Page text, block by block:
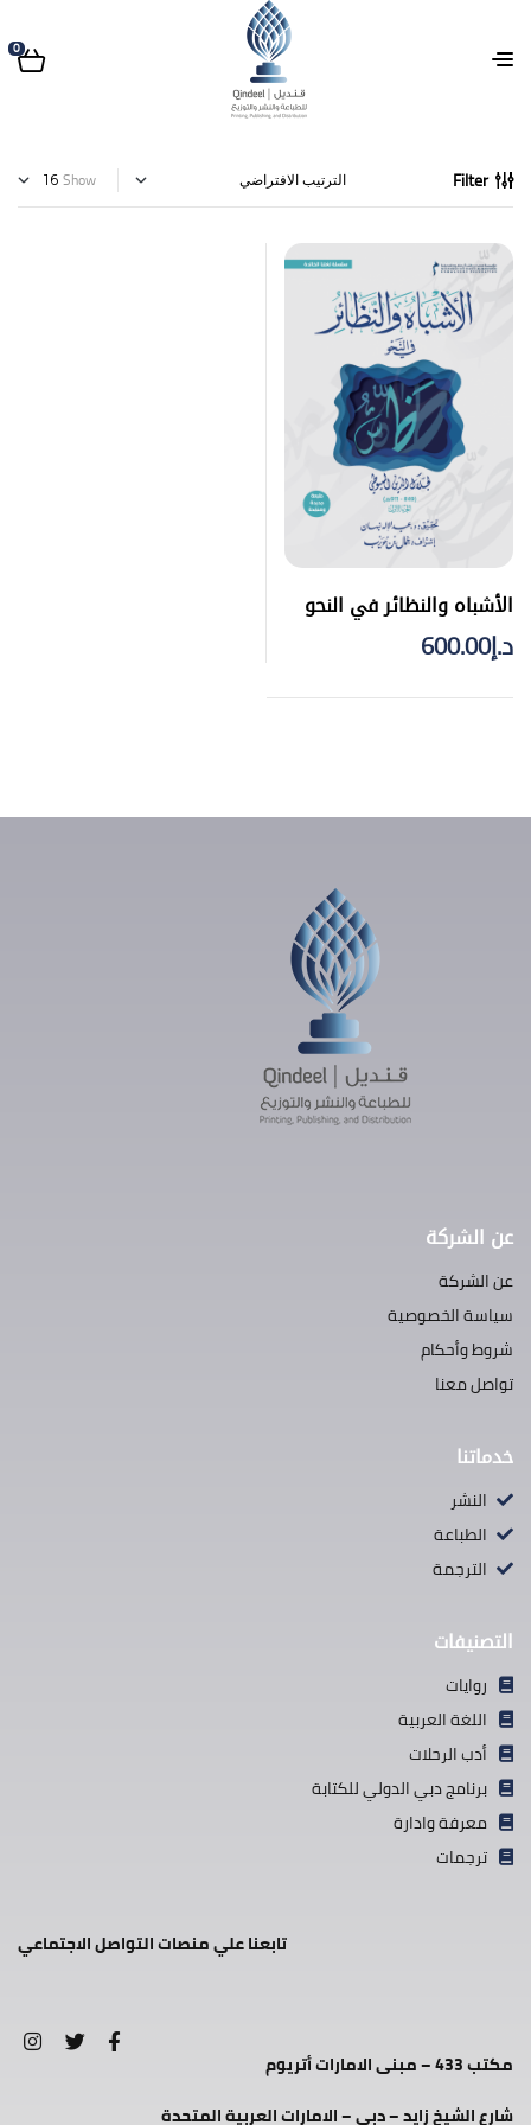
0
Filter
Show
الأشباه والنظائر في النحو
د.إ600.00
عن الشركة
عن الشركة
سياسة الخصوصية
شروط وأحكام
تواصل معنا
خدماتنا
النشر
الطباعة
الترجمة
التصنيفات
روايات
اللغة العربية
أدب الرحلات
برنامج دبي الدولي للكتابة
معرفة وادارة
ترجمات
تابعنا علي منصات التواصل الاجتماعي
مكتب 433 – مبنى الامارات أتريوم
شارع الشيخ زايد – دبي – الامارات العربية المتحدة